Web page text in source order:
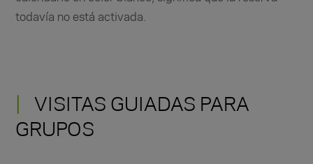
todavía no está activada.
VISITAS GUIADAS PARA
GRUPOS